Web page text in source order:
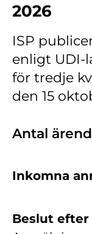
2026
ISP
enligt UDI-
för tredje
den 15
Antal
Inkomna
Beslut